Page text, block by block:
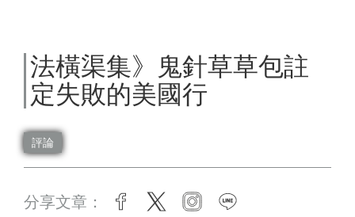
法橫渠集》鬼針草草包註
定失敗的美國行
評論
分享文章： facebook
twitter instagram